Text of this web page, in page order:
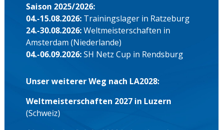
Saison 2025/2026:
04.-15.08.2026: Trainingslager in Ratzeburg
24.-30.08.2026:Weltmeisterschaften in
Amsterdam (Niederlande)
04.-06.09.2026:SH Netz Cup in Rendsburg
Unser weiterer Weg nach LA2028:
Weltmeisterschaften 2027 in Luzern
(Schweiz)